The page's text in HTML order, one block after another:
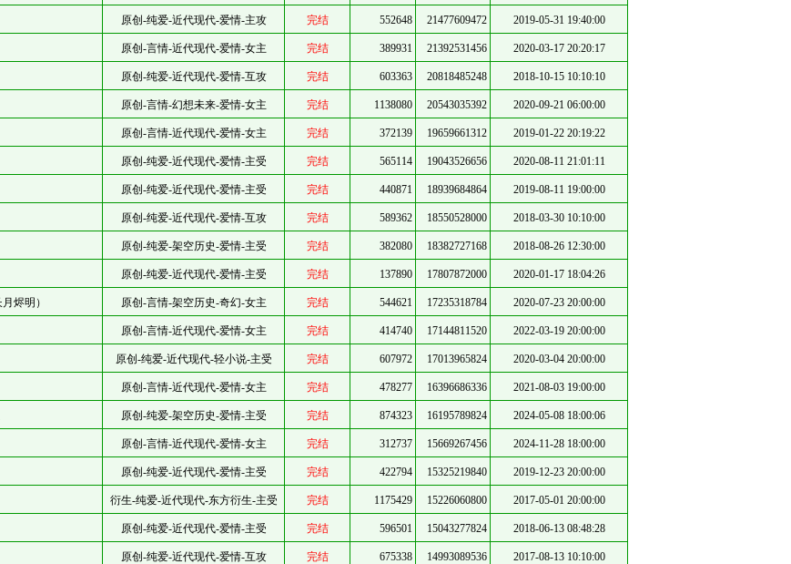
原创-纯爱-近代现代-爱情-主攻 完结 552648 21477609472 2019-05-31 19:40:00
原创-言情-近代现代-爱情-女主 完结 389931 21392531456 2020-03-17 20:20:17
原创-纯爱-近代现代-爱情-互攻 完结 603363 20818485248 2018-10-15 10:10:10
原创-言情-幻想未来-爱情-女主 完结 1138080 20543035392 2020-09-21 06:00:00
原创-言情-近代现代-爱情-女主 完结 372139 19659661312 2019-01-22 20:19:22
原创-纯爱-近代现代-爱情-主受 完结 565114 19043526656 2020-08-11 21:01:11
原创-纯爱-近代现代-爱情-主受 完结 440871 18939684864 2019-08-11 19:00:00
原创-纯爱-近代现代-爱情-互攻 完结 589362 18550528000 2018-03-30 10:10:00
原创-纯爱-架空历史-爱情-主受 完结 382080 18382727168 2018-08-26 12:30:00
原创-纯爱-近代现代-爱情-主受 完结 137890 17807872000 2020-01-17 18:04:26
烬明） 原创-言情-架空历史-奇幻-女主 完结 544621 17235318784 2020-07-23 20:00:00
原创-言情-近代现代-爱情-女主 完结 414740 17144811520 2022-03-19 20:00:00
原创-纯爱-近代现代-轻小说-主受 完结 607972 17013965824 2020-03-04 20:00:00
原创-言情-近代现代-爱情-女主 完结 478277 16396686336 2021-08-03 19:00:00
原创-纯爱-架空历史-爱情-主受 完结 874323 16195789824 2024-05-08 18:00:06
原创-言情-近代现代-爱情-女主 完结 312737 15669267456 2024-11-28 18:00:00
原创-纯爱-近代现代-爱情-主受 完结 422794 15325219840 2019-12-23 20:00:00
衍生-纯爱-近代现代-东方衍生-主受 完结 1175429 15226060800 2017-05-01 20:00:00
原创-纯爱-近代现代-爱情-主受 完结 596501 15043277824 2018-06-13 08:48:28
原创-纯爱-近代现代-爱情-互攻 完结 675338 14993089536 2017-08-13 10:10:00